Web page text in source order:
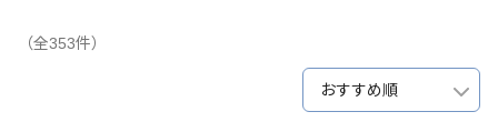
（全353件）
おすすめ順